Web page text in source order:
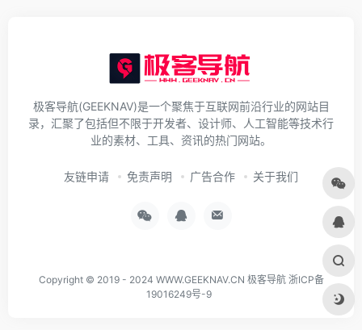
极客导航(GEEKNAV)是一个聚焦于互联网前沿行业的网站目
录，汇聚了包括但不限于开发者、设计师、人工智能等技术行
业的素材、工具、资讯的热门网站。
友链申请 免责声明 广告合作 关于我们
Copyright © 2019 - 2024 WWW.GEEKNAV.CN 极客导航 浙ICP备
19016249号-9